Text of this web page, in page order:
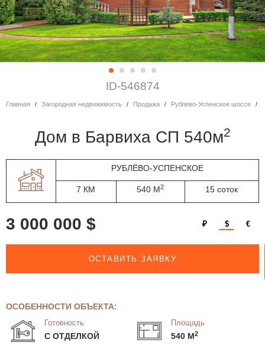
ID-546874
Главная Загородная недвижимость Продажа Рублево-Успенское шоссе
дом в Барвиха СП 540м2
РУБЛЁВО-УСПЕНСКОЕ
7 КМ 540 М2 15 соток
3 000 000 $ ₽ $ €
ОСТАВИТЬ ЗАЯВКУ
ОСОБЕННОСТИ ОБЪЕКТА:
Готовность
С ОТДЕЛКОЙ
Площадь
540 М2